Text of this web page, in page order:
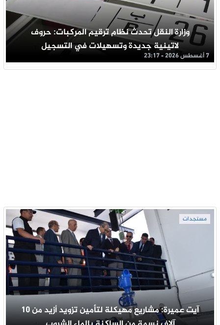
وزارة النقل تحدث نظام ترقيم المركبات: حروف
لاتينية جديدة وتسهيلات في التسجيل
7 أغسطس 2026 - 23:17
مستجدات
آيت عميرة: مشاريع مهيكلة لتأمين تزويد أزيد من 10